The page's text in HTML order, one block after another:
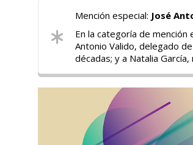
Mención especial: José
En la categoría de
Antonio Valido, delegado
décadas; y a Natalia